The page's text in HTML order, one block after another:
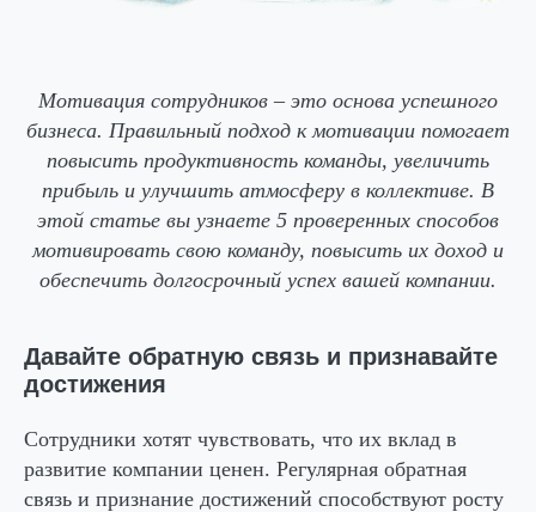
Мотивация сотрудников – это основа успешного
бизнеса. Правильный подход к мотивации помогает
повысить продуктивность команды, увеличить
прибыль и улучшить атмосферу в коллективе. В
этой статье вы узнаете 5 проверенных способов
мотивировать свою команду, повысить их доход и
обеспечить долгосрочный успех вашей компании.
Давайте обратную связь и признавайте
достижения
Сотрудники хотят чувствовать, что их вклад в
развитие компании ценен. Регулярная обратная
связь и признание достижений способствуют росту